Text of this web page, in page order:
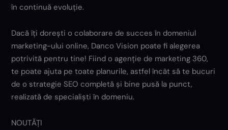
în continuă evoluție.
Dacă îți dorești o colaborare de succes în domeniul
marketing-ului online, Danco Vision poate fi alegerea
potrivită pentru tine! Fiind o agenție de marketing 360,
te poate ajuta pe toate planurile, astfel încât să te bucuri
de o strategie SEO completă și bine pusă la punct,
realizată de specialiști în domeniu.
NOUTĂȚI